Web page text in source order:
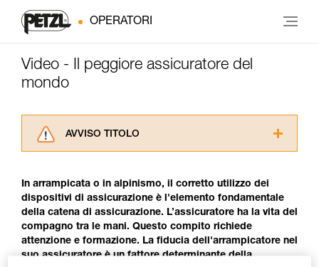
OPERATORI
Video - Il peggiore assicuratore del
mondo
AVVISO TITOLO
consultarlo. Dovete aver compreso le
informazioni dell’istruzione tecnica per poter
capire queste ulteriori informazioni.
La padronanza di queste tecniche richiede una
formazione ed un addestramento specifico.
In arrampicata o in alpinismo, il corretto utilizzo dei
dispositivi di assicurazione è l'elemento fondamentale
della catena di assicurazione. L’assicuratore ha la vita del
compagno tra le mani. Questo compito richiede
attenzione e formazione. La fiducia dell'arrampicatore nel
suo assicuratore è un fattore determinante della